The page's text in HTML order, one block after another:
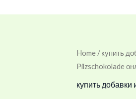
Home /купить
Pilzschokolade
купить добавки
Купить
Shrumfuzed
MAX